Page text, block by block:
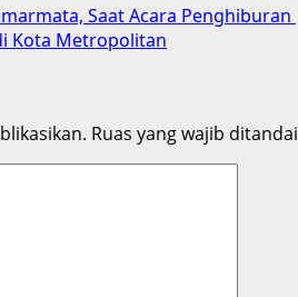
Saat Acara Penghiburan
Kota Metropolitan
Ruas yang wajib ditandai